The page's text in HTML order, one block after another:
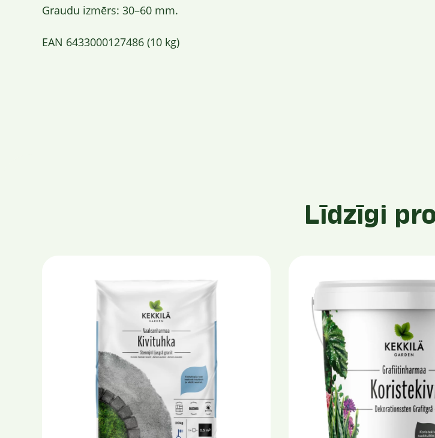
Graudu izmērs: 30–60 mm.
EAN 6433000127486 (10 kg)
Līdzīgi